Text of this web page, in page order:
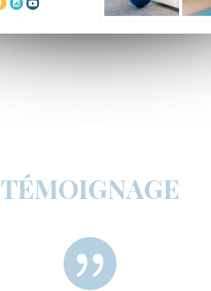
TÉMOIGNAGE
